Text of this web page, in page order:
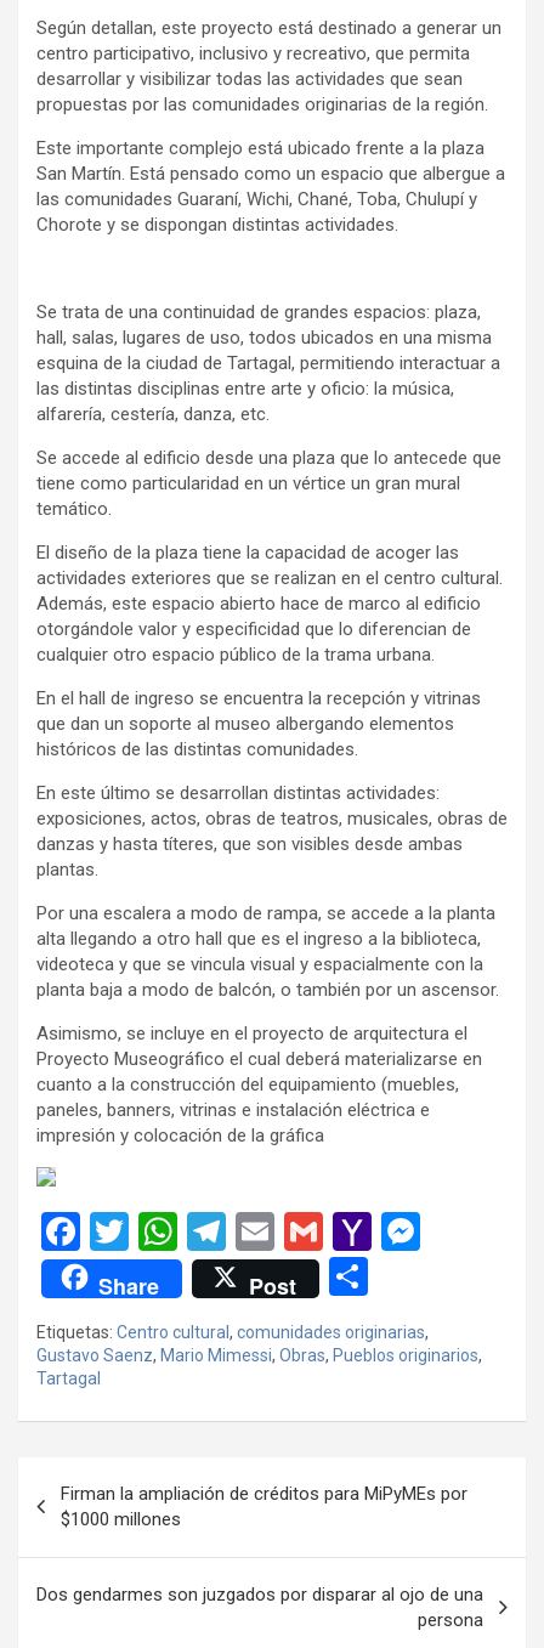
Según detallan, este proyecto está destinado a generar un
centro participativo, inclusivo y recreativo, que permita
desarrollar y visibilizar todas las actividades que sean
propuestas por las comunidades originarias de la región.
Este importante complejo está ubicado frente a la plaza
San Martín. Está pensado como un espacio que albergue a
las comunidades Guaraní, Wichi, Chané, Toba, Chulupí y
Chorote y se dispongan distintas actividades.
Se trata de una continuidad de grandes espacios: plaza,
hall, salas, lugares de uso, todos ubicados en una misma
esquina de la ciudad de Tartagal, permitiendo interactuar a
las distintas disciplinas entre arte y oficio: la música,
alfarería, cestería, danza, etc.
Se accede al edificio desde una plaza que lo antecede que
tiene como particularidad en un vértice un gran mural
temático.
El diseño de la plaza tiene la capacidad de acoger las
actividades exteriores que se realizan en el centro cultural.
Además, este espacio abierto hace de marco al edificio
otorgándole valor y especificidad que lo diferencian de
cualquier otro espacio público de la trama urbana.
En el hall de ingreso se encuentra la recepción y vitrinas
que dan un soporte al museo albergando elementos
históricos de las distintas comunidades.
En este último se desarrollan distintas actividades:
exposiciones, actos, obras de teatros, musicales, obras de
danzas y hasta títeres, que son visibles desde ambas
plantas.
Por una escalera a modo de rampa, se accede a la planta
alta llegando a otro hall que es el ingreso a la biblioteca,
videoteca y que se vincula visual y espacialmente con la
planta baja a modo de balcón, o también por un ascensor.
Asimismo, se incluye en el proyecto de arquitectura el
Proyecto Museográfico el cual deberá materializarse en
cuanto a la construcción del equipamiento (muebles,
paneles, banners, vitrinas e instalación eléctrica e
impresión y colocación de la gráfica
F
a
ce
b
o
o
T
wi
tt
er
W
h
at
s
p
T
el
e
gr
m
E
m
ail
G
m
ail
Y
o
M
n
er
Share Post
o
m
ar
Etiquetas: Centro cultural , comunidades originarias,
Gustavo Saenz, Mario Mimessi, Obras, Pueblos originarios,
Tartagal
de
entradas
Firman la ampliación de créditos para MiPyMEs por
$1000 millones
Dos gendarmes son juzgados por disparar al ojo de una
persona